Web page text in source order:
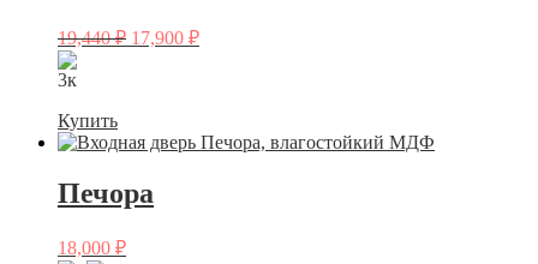
19,440₽ 17,900 ₽
Купить
Печора
18,000 ₽